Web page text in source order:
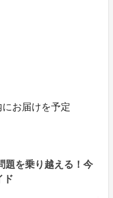
お届けを予定
題を乗り越える！今
ド